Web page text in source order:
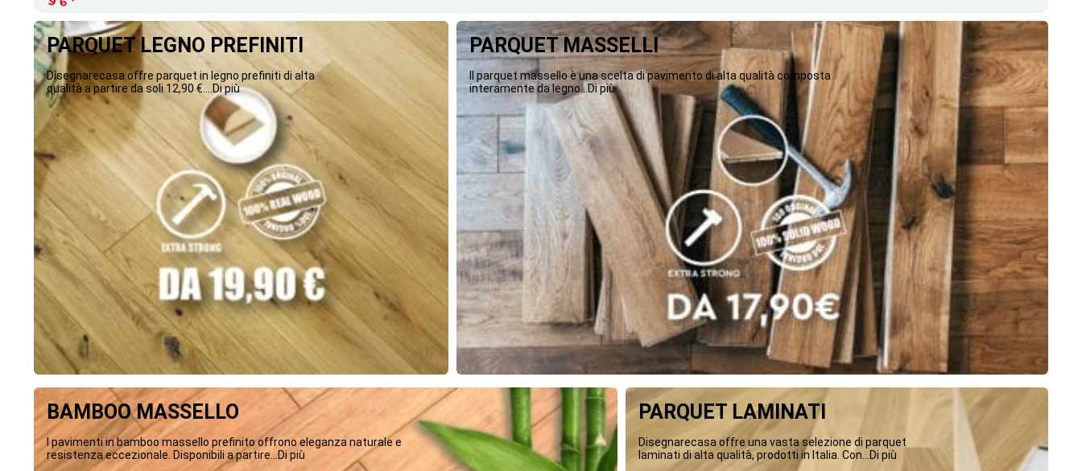
PARQUET LEGNO PREFINITI
Disegnarecasa offre parquet in legno prefiniti di alta
qualità a partire da soli 12,90 €....Di più
PARQUET MASSELLI
Il parquet massello è una scelta di pavimento di alta qualità composta
interamente da legno...Di più
BAMBOO MASSELLO
I pavimenti in bamboo massello prefinito offrono eleganza naturale e
resistenza eccezionale. Disponibili a partire...Di più
PARQUET LAMINATI
Disegnarecasa offre una vasta selezione di parquet
laminati di alta qualità, prodotti in Italia. Con...Di più